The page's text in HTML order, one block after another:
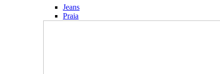
Jeans
Praia